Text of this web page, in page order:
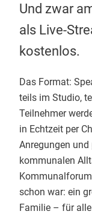
Und zwar
als Live-
kostenlos.
Das Format:
teils im Studio,
Teilnehmer
in Echtzeit per
Anregungen
kommunalen
schon war: ein
Familie – für